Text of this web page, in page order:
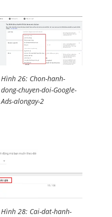
Hình 26: Chon-hanh-
dong-chuyen-doi-Google-
Ads-alongay-2
Hình 28: Cai-dat-hanh-